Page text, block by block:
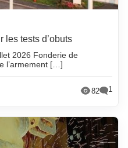
les tests d’obuts
2026 Fonderie de
l’armement […]
82 1